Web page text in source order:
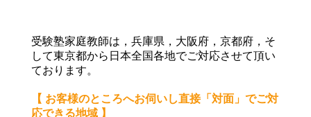
受験塾家庭教師は，兵庫県，大阪府，京都府，そ
して東京都から日本全国各地でご対応させて頂い
ております。
【 お客様のところへお伺いし直接「対面」でご対
応できる地域 】